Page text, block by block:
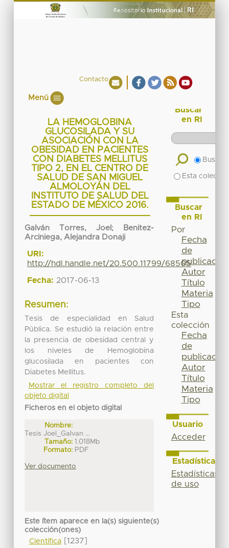
Contacto
Menú
LA HEMOGLOBINA
GLUCOSILADA Y SU
ASOCIACIÓN CON LA
OBESIDAD EN PACIENTES
CON DIABETES MELLITUS
TIPO 2, EN EL CENTRO DE
SALUD DE SAN MIGUEL
ALMOLOYÁN DEL
INSTITUTO DE SALUD DEL
ESTADO DE MÉXICO 2016.
Galván Torres, Joel ;
Benitez-
Arciniega, Alejandra Donaji
URI:
http://hdl.handle.net/20.500.11799/68505
Fecha: 2017-06-13
Resumen:
Tesis de especialidad en Salud
Pública. Se estudió la relación entre
la presencia de obesidad central y
los niveles de Hemoglobina
glucosilada en pacientes con
Diabetes Mellitus.
Mostrar el registro completo del
objeto digital
Ficheros en el objeto digital
Nombre:
Tesis Joel_Galvan ...
Tamaño: 1.018Mb
Formato: PDF
Ver documento
Este ítem aparece en la(s) siguiente(s)
colección(ones)
Científica[1237]
Buscar
en RI
Buscar
Esta
Buscar
en RI
Por
Fecha
de
publicación
Autor
Título
Materia
Tipo
Esta
colección
Fecha
de
publicación
Autor
Título
Materia
Tipo
Usuario
Acceder
Estadísticas
Estadísticas
de uso